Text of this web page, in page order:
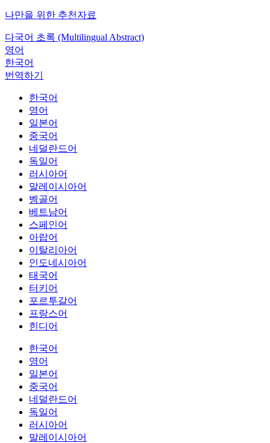
나만을 위한 추천자료
다국어 초록 (Multilingual Abstract)
영어
한국어
번역하기
한국어
영어
일본어
중국어
네덜란드어
독일어
러시아어
말레이시아어
벵골어
베트남어
스페인어
아랍어
이탈리아어
인도네시아어
태국어
터키어
포르투갈어
프랑스어
힌디어
한국어
영어
일본어
중국어
네덜란드어
독일어
러시아어
말레이시아어